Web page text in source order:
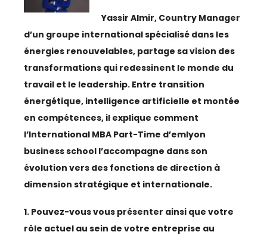
CONSULTER LA REVUE
CONTACT
AERIEN
AÉRIEN
AÉRONAUTIQUE
AFRIQUE
AGRICULTURE
Yassir Almir, Country Manager
d’un groupe international spécialisé dans les
énergies renouvelables, partage sa vision des
transformations qui redessinent le monde du
travail et le leadership. Entre transition
énergétique, intelligence artificielle et montée
en compétences, il explique comment
l’International MBA Part-Time d’emlyon
business school l’accompagne dans son
évolution vers des fonctions de direction à
dimension stratégique et internationale.
1. Pouvez-vous vous présenter ainsi que votre
rôle actuel au sein de votre entreprise au